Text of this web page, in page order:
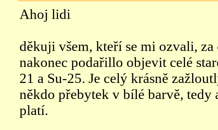
Ahoj lidi
děkuji všem, kteří se mi ozvali, za
nakonec podařillo objevit celé
21 a Su-25. Je celý krásně
někdo přebytek v bílé barvě, tedy
platí.